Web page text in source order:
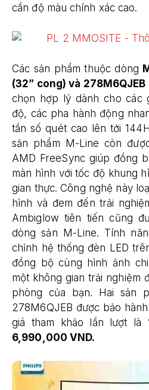
cần độ màu chính xác cao.
Các sản phẩm thuộc dòng
(32” cong) và
chọn hợp lý dành cho các
độ, các pha hành động
tần số quét cao lên tới
sản phẩm M-Line còn
AMD FreeSync giúp đồng
màn hình với tốc độ khung
gian thực. Công nghệ này
hình và đem đến trải
Ambiglow tiên tiến cũng
dòng sản M-Line. Tính
chỉnh hệ thống đèn LED
đồng bộ cùng hình ảnh
một không gian trải nghiệm
phòng của bạn. Hai sản
278M6QJEB được bảo
giá tham khảo lần lượt là
6,990,000 VND.